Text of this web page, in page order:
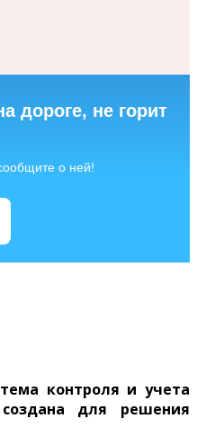
дороге, не горит
о ней!
контроля и учета
для решения